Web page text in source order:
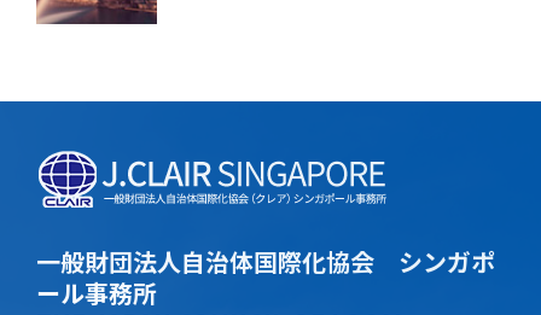
一般財団法人自治体国際化協会 シンガポ
ール事務所